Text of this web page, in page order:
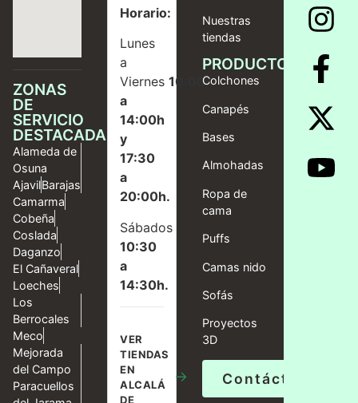
ZONAS
DE
SERVICIO
DESTACADAS
Alameda de
Osuna
AjavilBarajas
Camarma
Cobeña
Coslada
Daganzo
El Cañaveral
Loeches
Los
Berrocales
Meco
Mejorada
del Campo
Paracuellos
Horario:
Lunes
a
Viernes10:00
a
14:00h
y
17:30
a
20:00h.
Sábados
10:30
a
14:30h.
VER
TIENDAS
EN
ALCALÁ
DE
→
Nuestras
tiendas
PRODUCTOS
Colchones
Canapés
Bases
Almohadas
Ropa de
cama
Puffs
Camas nido
Sofás
Proyectos
3D
Contáctanos